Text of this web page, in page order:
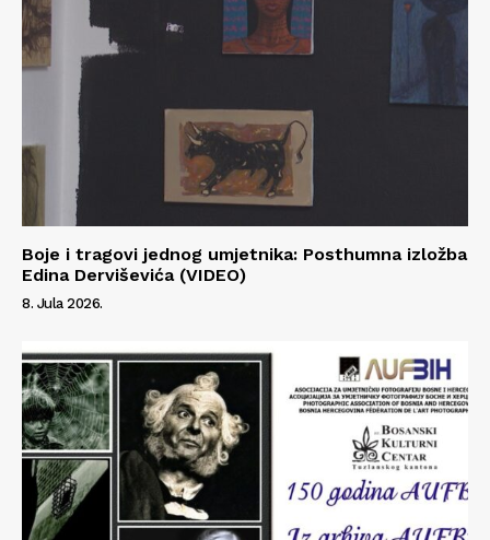
Boje i tragovi jednog umjetnika: Posthumna izložba
Edina Derviševića (VIDEO)
8. Jula 2026.